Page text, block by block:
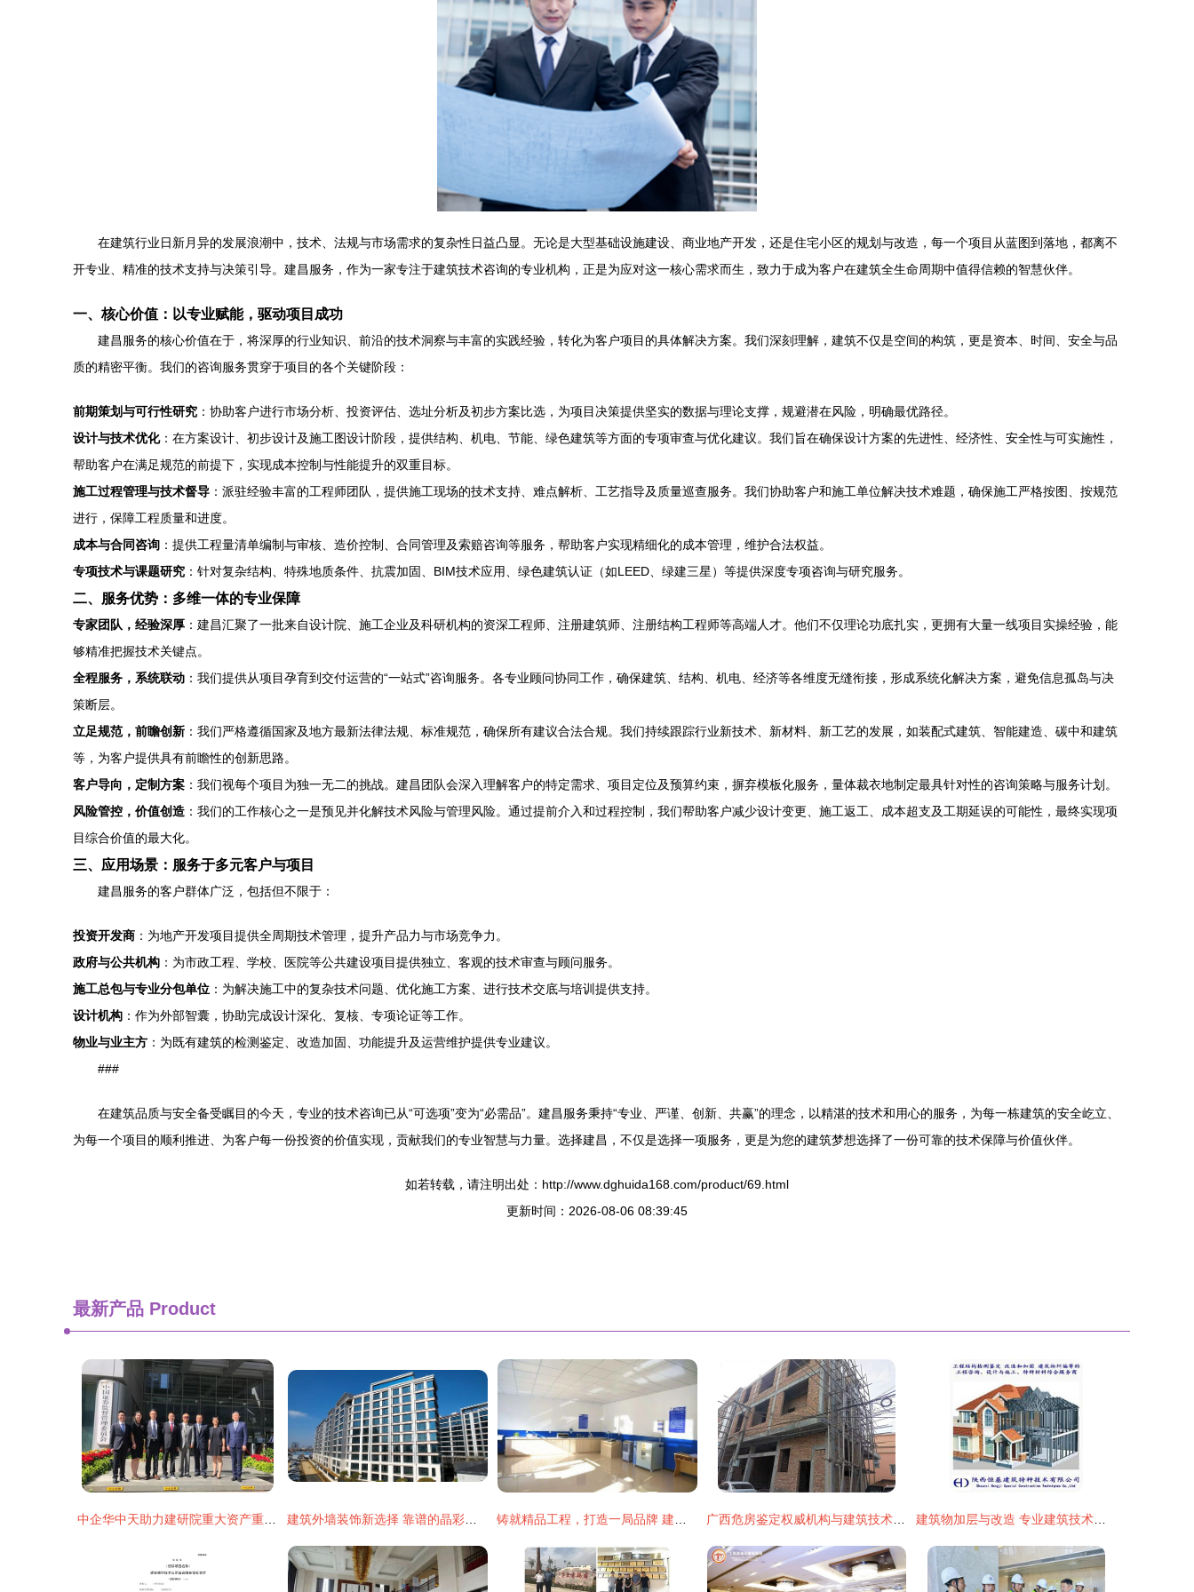
在建筑行业日新月异的发展浪潮中，技术、法规与市场需求的复杂性日益凸显。无论是大型基础设施建设、商业地产开发，还是住宅小区的规划与改造，每一个项目从蓝图到落地，都离不
开专业、精准的技术支持与决策引导。建昌服务，作为一家专注于建筑技术咨询的专业机构，正是为应对这一核心需求而生，致力于成为客户在建筑全生命周期中值得信赖的智慧伙伴。
一、核心价值：以专业赋能，驱动项目成功
建昌服务的核心价值在于，将深厚的行业知识、前沿的技术洞察与丰富的实践经验，转化为客户项目的具体解决方案。我们深刻理解，建筑不仅是空间的构筑，更是资本、时间、安全与品
质的精密平衡。我们的咨询服务贯穿于项目的各个关键阶段：
前期策划与可行性研究 ：协助客户进行市场分析、投资评估、选址分析及初步方案比选，为项目决策提供坚实的数据与理论支撑，规避潜在风险，明确最优路径。
设计与技术优化：在方案设计、初步设计及施工图设计阶段，提供结构、机电、节能、绿色建筑等方面的专项审查与优化建议。我们旨在确保设计方案的先进性、经济性、安全性与可实施性，
帮助客户在满足规范的前提下，实现成本控制与性能提升的双重目标。
施工过程管理与技术督导 ：派驻经验丰富的工程师团队，提供施工现场的技术支持、难点解析、工艺指导及质量巡查服务。我们协助客户和施工单位解决技术难题，确保施工严格按图、按规范
进行，保障工程质量和进度。
成本与合同咨询 ：提供工程量清单编制与审核、造价控制、合同管理及索赔咨询等服务，帮助客户实现精细化的成本管理，维护合法权益。
专项技术与课题研究 ：针对复杂结构、特殊地质条件、抗震加固、BIM技术应用、绿色建筑认证（如LEED、绿建三星）等提供深度专项咨询与研究服务。
二、服务优势：多维一体的专业保障
专家团队，经验深厚 ：建昌汇聚了一批来自设计院、施工企业及科研机构的资深工程师、注册建筑师、注册结构工程师等高端人才。他们不仅理论功底扎实，更拥有大量一线项目实操经验，能
够精准把握技术关键点。
全程服务，系统联动 ：我们提供从项目孕育到交付运营的“一站式”咨询服务。各专业顾问协同工作，确保建筑、结构、机电、经济等各维度无缝衔接，形成系统化解决方案，避免信息孤岛与决
策断层。
立足规范，前瞻创新 ：我们严格遵循国家及地方最新法律法规、标准规范，确保所有建议合法合规。我们持续跟踪行业新技术、新材料、新工艺的发展，如装配式建筑、智能建造、碳中和建筑
等，为客户提供具有前瞻性的创新思路。
客户导向，定制方案 ：我们视每个项目为独一无二的挑战。建昌团队会深入理解客户的特定需求、项目定位及预算约束，摒弃模板化服务，量体裁衣地制定最具针对性的咨询策略与服务计划。
风险管控，价值创造 ：我们的工作核心之一是预见并化解技术风险与管理风险。通过提前介入和过程控制，我们帮助客户减少设计变更、施工返工、成本超支及工期延误的可能性，最终实现项
目综合价值的最大化。
三、应用场景：服务于多元客户与项目
建昌服务的客户群体广泛，包括但不限于：
投资开发商 ：为地产开发项目提供全周期技术管理，提升产品力与市场竞争力。
政府与公共机构 ：为市政工程、学校、医院等公共建设项目提供独立、客观的技术审查与顾问服务。
施工总包与专业分包单位 ：为解决施工中的复杂技术问题、优化施工方案、进行技术交底与培训提供支持。
设计机构 ：作为外部智囊，协助完成设计深化、复核、专项论证等工作。
物业与业主方 ：为既有建筑的检测鉴定、改造加固、功能提升及运营维护提供专业建议。
###
在建筑品质与安全备受瞩目的今天，专业的技术咨询已从“可选项”变为“必需品”。建昌服务秉持“专业、严谨、创新、共赢”的理念，以精湛的技术和用心的服务，为每一栋建筑的安全屹立、
为每一个项目的顺利推进、为客户每一份投资的价值实现，贡献我们的专业智慧与力量。选择建昌，不仅是选择一项服务，更是为您的建筑梦想选择了一份可靠的技术保障与价值伙伴。
如若转载，请注明出处：http://www.dghuida168.com/product/69.html
更新时间：2026-08-06 08:39:45
最新产品 Product